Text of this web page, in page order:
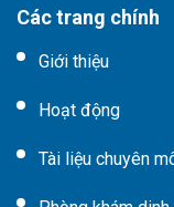
Các trang chính
Giới thiệu
Hoạt động
Tài liệu chuyên